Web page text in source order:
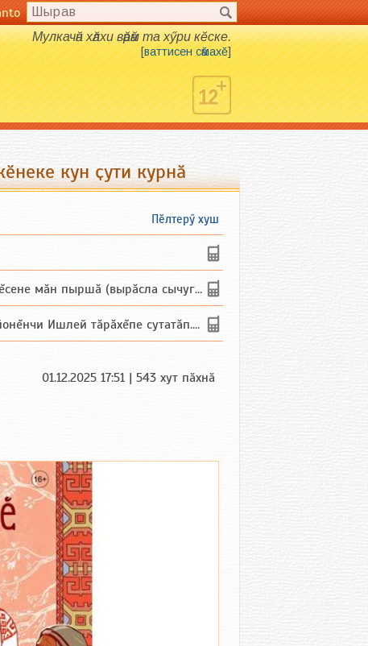
Мулкачӑн хӑлхи вӑрӑм та хӳри кӗске.
[ваттисен сӑмахӗ]
кун ҫути курнӑ
Пӗлтерӳ хуш
мăн пыршă (вырăсла сычуг) ...
Ишлей тăрăхĕпе сутатăп. Ха...
01.12.2025 17:51 | 543 хут пӑхнӑ